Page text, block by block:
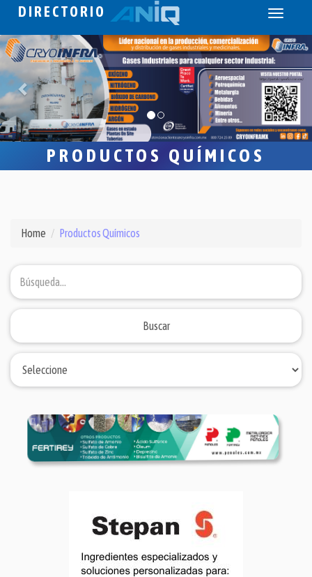
DIRECTORIO
Toggle
PRODUCTOS QUÍMICOS
Home Productos Químicos